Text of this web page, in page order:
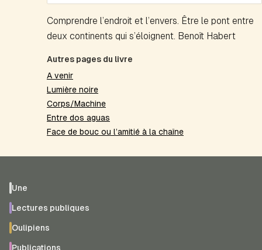
Comprendre l’endroit et l’envers. Être le pont entre
deux continents qui s’éloignent. Benoît Habert
Autres pages du livre
A venir
Lumière noire
Corps/Machine
Entre dos aguas
Face de bouc ou l’amitié à la chaîne
Une
Lectures publiques
Oulipiens
Publications